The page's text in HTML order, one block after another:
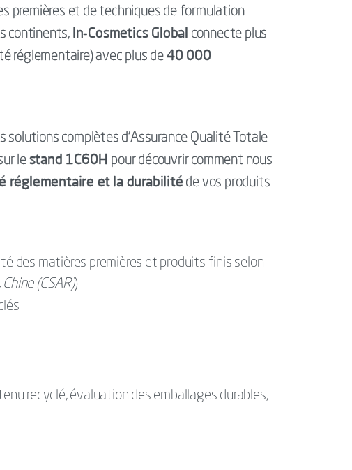
premières et de techniques de formulation
continents, In-Cosmetics Global connecte plus
réglementaire) avec plus de 40 000
solutions complètes d’Assurance Qualité Totale
le stand 1C60H pour découvrir comment nous
réglementaire et la durabilité de vos produits
des matières premières et produits finis selon
(CSAR))
recyclé, évaluation des emballages durables,